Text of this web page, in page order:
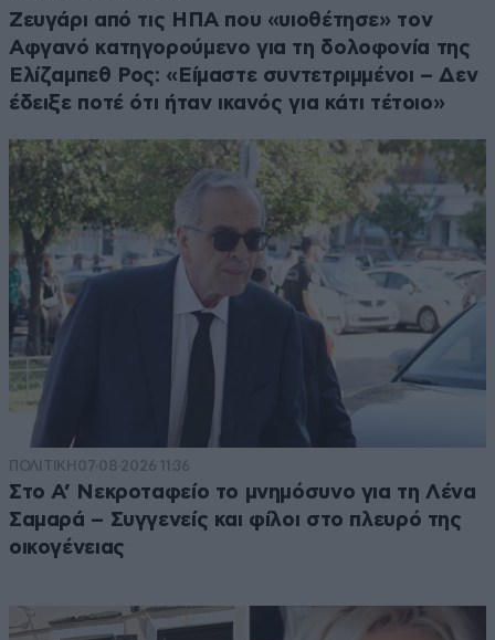
Ζευγάρι από τις ΗΠΑ που «υιοθέτησε» τον
Αφγανό κατηγορούμενο για τη δολοφονία της
Ελίζαμπεθ Ρος: «Είμαστε συντετριμμένοι – Δεν
έδειξε ποτέ ότι ήταν ικανός για κάτι τέτοιο»
ΠΟΛΙΤΙΚΗ 07·08·2026 11:36
Στο Α’ Νεκροταφείο το μνημόσυνο για τη Λένα
Σαμαρά – Συγγενείς και φίλοι στο πλευρό της
οικογένειας